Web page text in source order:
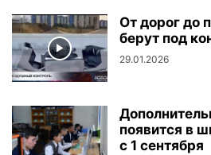
От дорог до
берут под
29.01.2026
появится в
с 1 сентября